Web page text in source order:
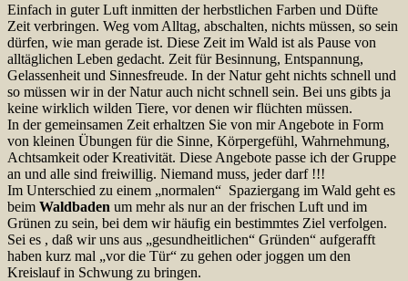
Einfach in guter Luft inmitten der herbstlichen Farben und Düfte
Zeit verbringen. Weg vom Alltag, abschalten, nichts müssen, so sein
dürfen, wie man gerade ist. Diese Zeit im Wald ist als Pause von
alltäglichen Leben gedacht. Zeit für Besinnung, Entspannung,
Gelassenheit und Sinnesfreude. In der Natur geht nichts schnell und
so müssen wir in der Natur auch nicht schnell sein. Bei uns gibts ja
keine wirklich wilden Tiere, vor denen wir flüchten müssen.
In der gemeinsamen Zeit erhaltzen Sie von mir Angebote in Form
von kleinen Übungen für die Sinne, Körpergefühl, Wahrnehmung,
Achtsamkeit oder Kreativität. Diese Angebote passe ich der Gruppe
an und alle sind freiwillig. Niemand muss, jeder darf !!!
Im Unterschied zu einem „normalen“ Spaziergang im Wald geht es
beim Waldbaden um mehr als nur an der frischen Luft und im
Grünen zu sein, bei dem wir häufig ein bestimmtes Ziel verfolgen.
Sei es , daß wir uns aus „gesundheitlichen“ Gründen“ aufgerafft
haben kurz mal „vor die Tür“ zu gehen oder joggen um den
Kreislauf in Schwung zu bringen.